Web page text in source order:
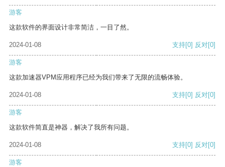
游客
这款软件的界面设计非常简洁，一目了然。
2024-01-08 支持[0] 反对[0]
游客
这款加速器VPM应用程序已经为我们带来了无限的流畅体验。
2024-01-08 支持[0] 反对[0]
游客
这款软件简直是神器，解决了我所有问题。
2024-01-08 支持[0] 反对[0]
游客